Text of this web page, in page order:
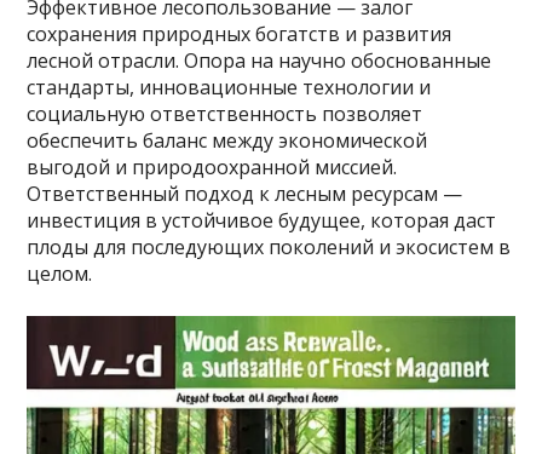
Эффективное лесопользование — залог
сохранения природных богатств и развития
лесной отрасли. Опора на научно обоснованные
стандарты, инновационные технологии и
социальную ответственность позволяет
обеспечить баланс между экономической
выгодой и природоохранной миссией.
Ответственный подход к лесным ресурсам —
инвестиция в устойчивое будущее, которая даст
плоды для последующих поколений и экосистем в
целом.